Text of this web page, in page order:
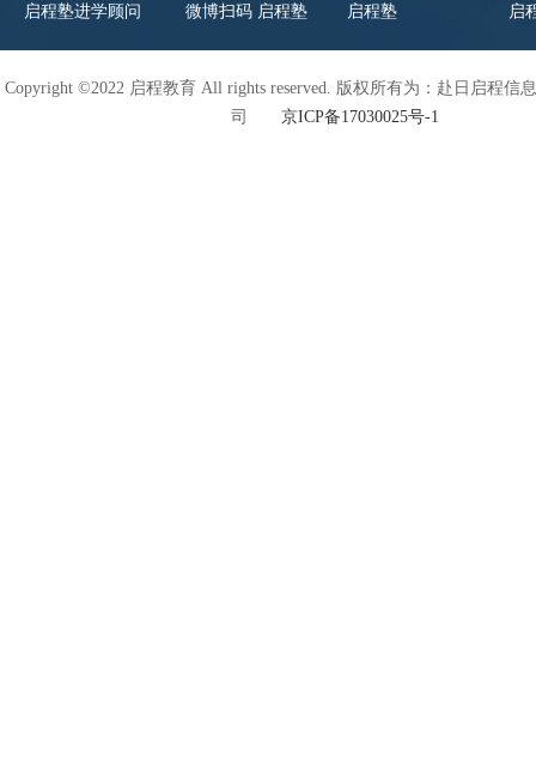
启程塾进学顾问
微博扫码 启程塾
启程塾
启
Copyright ©2022 启程教育 All rights reserved. 版权所有为：赴日启程信
司 京ICP备17030025号-1